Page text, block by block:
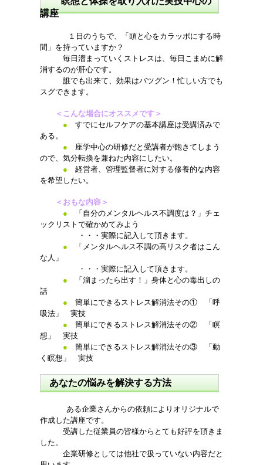
講座
１日のうちで、「頭と心をカラッポにする時
間」を持っていますか？
毎日溜まっていくストレスは、毎日こまめに解
消するのが肝心です。
誰でも出来て、効果はバツグン！忙しい方でも
スグできます。
＜こんな場合にオススメです＞
● すでにセルフケアの基本講座は受講済みで
ある。
● 座学中心の研修だと受講者が飽きてしまう
ので、気分転換を兼ねた内容にしたい。
● 経営者、管理監督者に対する修養的な内容
を希望したい。
＜おもな内容＞
● 「自分のメンタルヘルス不調度は？」チェ
ックリストで確かめてみよう
・・・実際に記入して頂きます。
● 「メンタルヘルス不調の高リスク者はこん
な人」
・・・実際に記入して頂きます。
● 「溜まったら出す！」身体と心の毒出しの
話
● 簡単にできるストレス解消法その① 「呼
吸法」 実技
● 簡単にできるストレス解消法その② 「瞑
想」 実技
● 簡単にできるストレス解消法その③ 「動
く瞑想」 実技
あなたの悩みを解決する方法
ある企業さんからの依頼によりオリジナルで
作成した講座です。
受講した従業員の皆様からとても好評を頂きま
した。
企業研修としては他社で扱っていない内容だと